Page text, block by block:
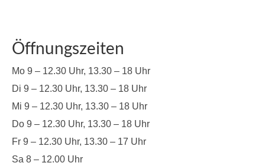
Öffnungszeiten
Mo 9 – 12.30 Uhr, 13.30 – 18 Uhr
Di 9 – 12.30 Uhr, 13.30 – 18 Uhr
Mi 9 – 12.30 Uhr, 13.30 – 18 Uhr
Do 9 – 12.30 Uhr, 13.30 – 18 Uhr
Fr 9 – 12.30 Uhr, 13.30 – 17 Uhr
Sa 8 – 12.00 Uhr